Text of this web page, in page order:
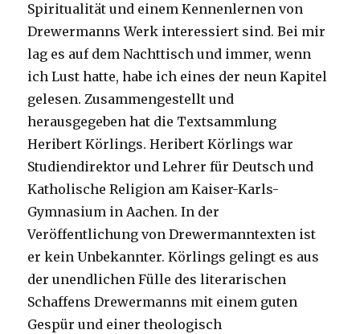
Spiritualität und einem Kennenlernen von
Drewermanns Werk interessiert sind. Bei mir
lag es auf dem Nachttisch und immer, wenn
ich Lust hatte, habe ich eines der neun Kapitel
gelesen. Zusammengestellt und
herausgegeben hat die Textsammlung
Heribert Körlings. Heribert Körlings war
Studiendirektor und Lehrer für Deutsch und
Katholische Religion am Kaiser-Karls-
Gymnasium in Aachen. In der
Veröffentlichung von Drewermanntexten ist
er kein Unbekannter. Körlings gelingt es aus
der unendlichen Fülle des literarischen
Schaffens Drewermanns mit einem guten
Gespür und einer theologisch